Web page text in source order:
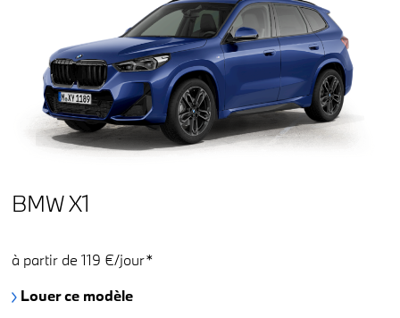
BMW X1
à partir de 119 €/jour*
Louer ce modèle